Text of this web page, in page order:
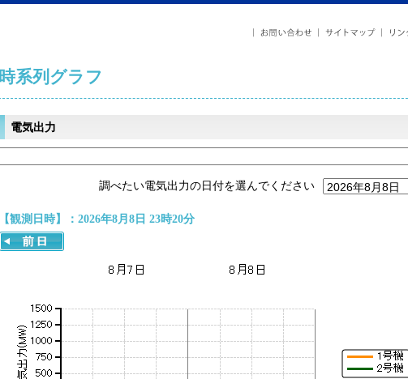
時系列グラフ
電気出力
調べたい電気出力の日付を選んでください
【観測日時】：2026年8月8日 23時20分